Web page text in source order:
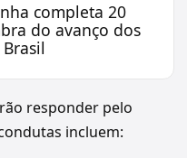
completa 20
do avanço dos
responder pelo
incluem: